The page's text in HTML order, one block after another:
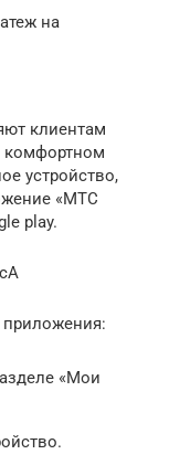
на
клиентам
комфортном
устройство,
«МТС
play.
приложения:
«Мои